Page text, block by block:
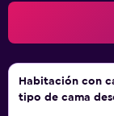
Habitación con
tipo de cama